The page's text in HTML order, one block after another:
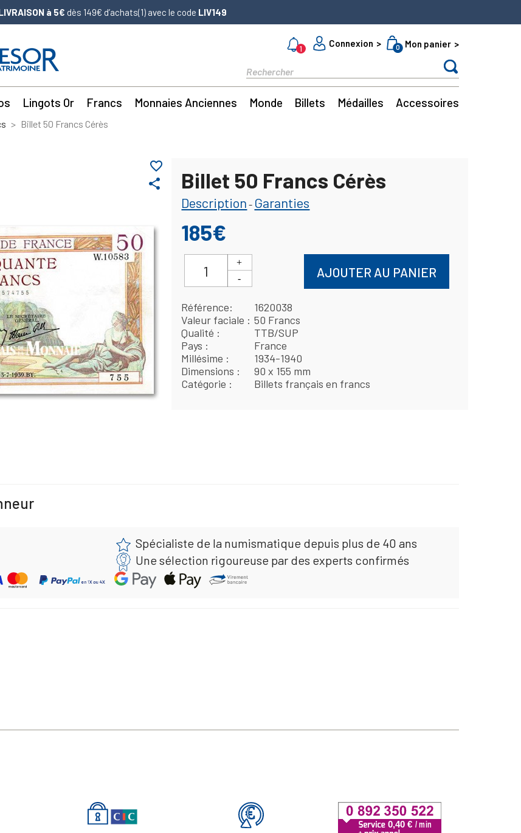
à 5€ dès 149€ d’achats(1) avec le code LIV149
1
Connexion 0 Mon panier
Lingots Or Francs Monnaies Anciennes Monde Billets Médailles Accessoires
Billet 50 Francs Cérès
share
favorite_border
Billet 50 Francs Cérès
Description - Garanties
185€
AJOUTER AU PANIER
Référence
1620038
Valeur faciale
50 Francs
Qualité
TTB/SUP
Pays
France
Millésime
1934-1940
Dimensions
90 x 155 mm
Catégorie
Billets français en francs
Spécialiste de la numismatique depuis plus de 40 ans
Une sélection rigoureuse par des experts confirmés